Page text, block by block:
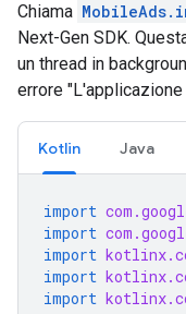
Chiama
Next-Gen SDK.
un thread in
errore "L'applicazione
Kotlin Java
import
import
import
import
import